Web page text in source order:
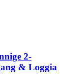
2-
& Loggia